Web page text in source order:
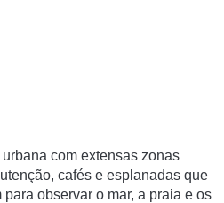
com extensas zonas
cafés e esplanadas que
observar o mar, a praia e os